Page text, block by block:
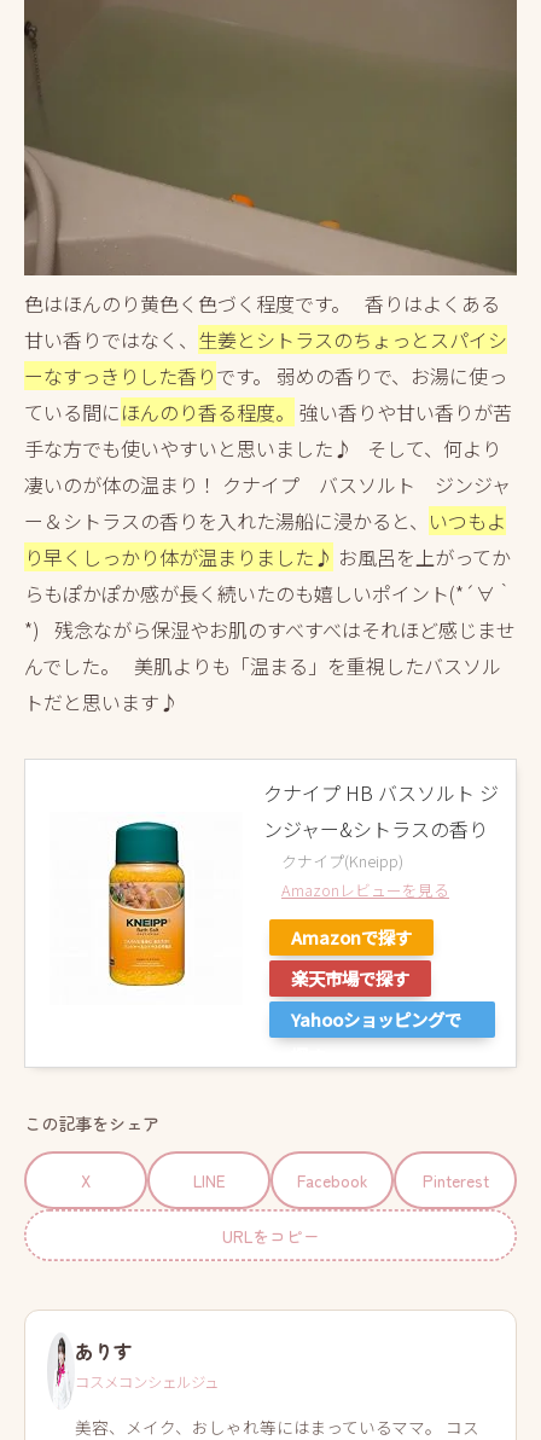
色はほんのり黄色く色づく程度です。 香りはよくある
甘い香りではなく、 生姜とシトラスのちょっとスパイシ
ーなすっきりした香りです。 弱めの香りで、お湯に使っ
ている間にほんのり香る程度。 強い香りや甘い香りが苦
手な方でも使いやすいと思いました♪ そして、何より
凄いのが体の温まり！ クナイプ バスソルト ジンジャ
ー＆シトラスの香りを入れた湯船に浸かると、 いつもよ
り早くしっかり体が温まりました♪ お風呂を上がってか
らもぽかぽか感が長く続いたのも嬉しいポイント(*´∀｀
*) 残念ながら保湿やお肌のすべすべはそれほど感じませ
んでした。 美肌よりも「温まる」を重視したバスソル
トだと思います♪
クナイプ HB バスソルト ジ
ンジャー&シトラスの香り
クナイプ(Kneipp)
Amazonレビューを見る
Amazonで探す
楽天市場で探す
Yahooショッピングで
この記事をシェア
X LINE Facebook Pinterest
URLをコピー
ありす
コスメコンシェルジュ
美容、メイク、おしゃれ等にはまっているママ。 コス